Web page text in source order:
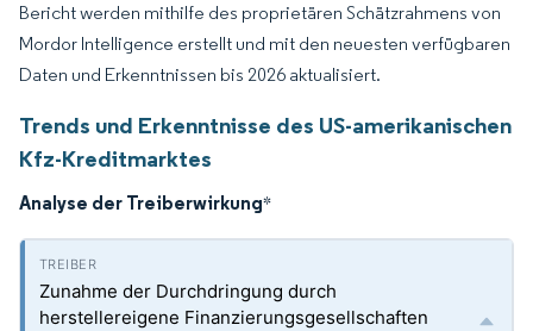
Bericht werden mithilfe des proprietären Schätzrahmens von
Mordor Intelligence erstellt und mit den neuesten verfügbaren
Daten und Erkenntnissen bis 2026 aktualisiert.
Trends und Erkenntnisse des US-amerikanischen
Kfz-Kreditmarktes
Analyse der Treiberwirkung*
Zunahme der Durchdringung durch
herstellereigene Finanzierungsgesellschaften